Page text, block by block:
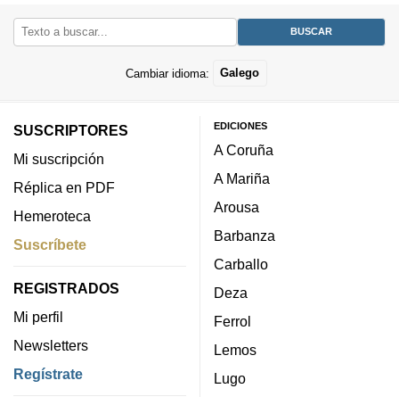
Cambiar idioma: Galego
SUSCRIPTORES
Mi suscripción
Réplica en PDF
Hemeroteca
Suscríbete
REGISTRADOS
Mi perfil
Newsletters
Regístrate
EDICIONES
A Coruña
A Mariña
Arousa
Barbanza
Carballo
Deza
Ferrol
Lemos
Lugo